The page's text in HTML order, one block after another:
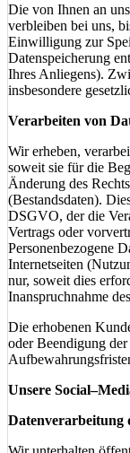
Die von Ihnen an
verbleiben bei uns,
Einwilligung zur
Datenspeicherung
Ihres Anliegens).
insbesondere
Verarbeiten von
Wir erheben,
soweit sie für die
Änderung des
(Bestandsdaten).
DSGVO, der die
Vertrags oder
Personenbezogene
Internetseiten
nur, soweit dies
Inanspruchnahme
Die erhobenen
oder Beendigung
Unsere
Datenverarbeitung